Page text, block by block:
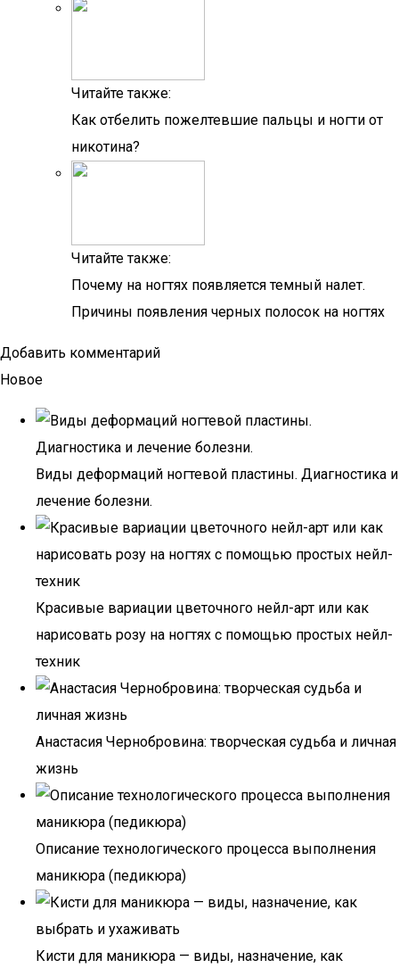
Читайте также:
Как отбелить пожелтевшие пальцы и ногти от
никотина?
Читайте также:
Почему на ногтях появляется темный налет.
Причины появления черных полосок на ногтях
Добавить комментарий
Новое
Виды деформаций ногтевой пластины. Диагностика и
лечение болезни.
Красивые вариации цветочного нейл-арт или как
нарисовать розу на ногтях с помощью простых нейл-
техник
Анастасия Чернобровина: творческая судьба и личная
жизнь
Описание технологического процесса выполнения
маникюра (педикюра)
Кисти для маникюра — виды, назначение, как